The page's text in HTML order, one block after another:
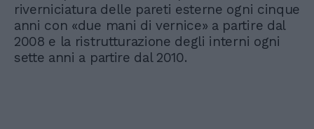
riverniciatura delle pareti esterne ogni cinque
anni con «due mani di vernice» a partire dal
2008 e la ristrutturazione degli interni ogni
sette anni a partire dal 2010.